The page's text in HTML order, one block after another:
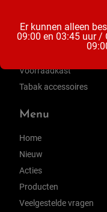
Wijn
Groente & Fruit
Voorraadkast
Tabak accessoires
Menu
Home
Nieuw
Acties
Producten
Veelgestelde vragen
Er kunnen alleen
09:00 en 03:45 uur /